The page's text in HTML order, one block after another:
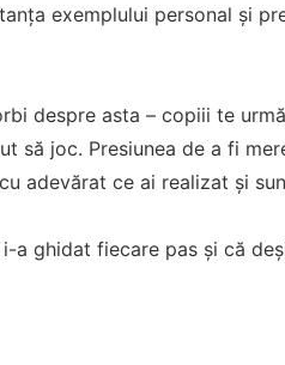
exemplului personal și
despre asta – copiii te
să joc. Presiunea de a fi
adevărat ce ai realizat și
a ghidat fiecare pas și că